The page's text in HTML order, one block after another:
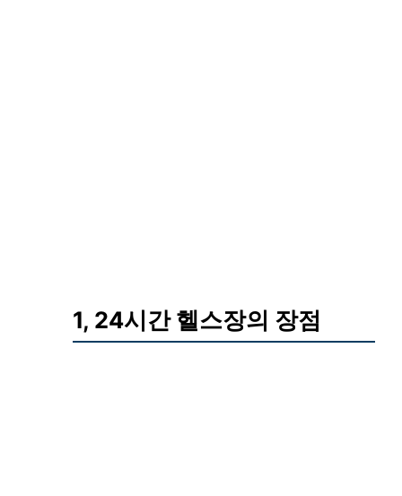
1, 24시간 헬스장의 장점